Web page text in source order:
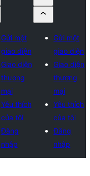
Gửi một
giao diện
Giao diện
thương
mại
Yêu thích
của tôi
Đăng
nhập
Gửi một
giao diện
Giao diện
thương
mại
Yêu thích
của tôi
Đăng
nhập